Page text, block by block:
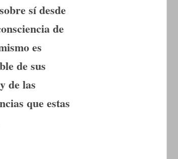
sí desde
de
es
de sus
de las
que estas